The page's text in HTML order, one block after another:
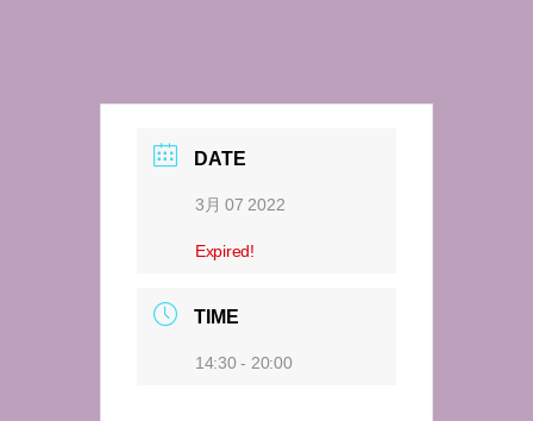
DATE
3月 07 2022
Expired!
TIME
14:30 - 20:00